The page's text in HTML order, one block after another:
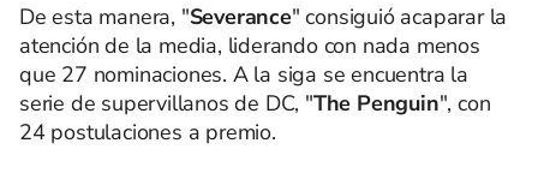
De esta manera, "Severance" consiguió acaparar la
atención de la media, liderando con nada menos
que 27 nominaciones. A la siga se encuentra la
serie de supervillanos de DC, "The Penguin", con
24 postulaciones a premio.